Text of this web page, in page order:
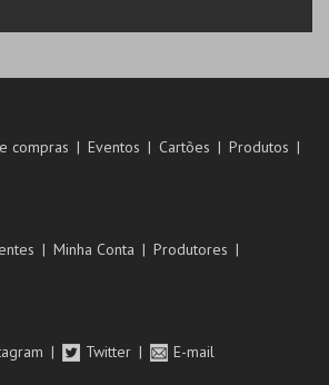
compras Eventos Cartões
Produtos
Minha Conta
Produtores
Twitter E-mail